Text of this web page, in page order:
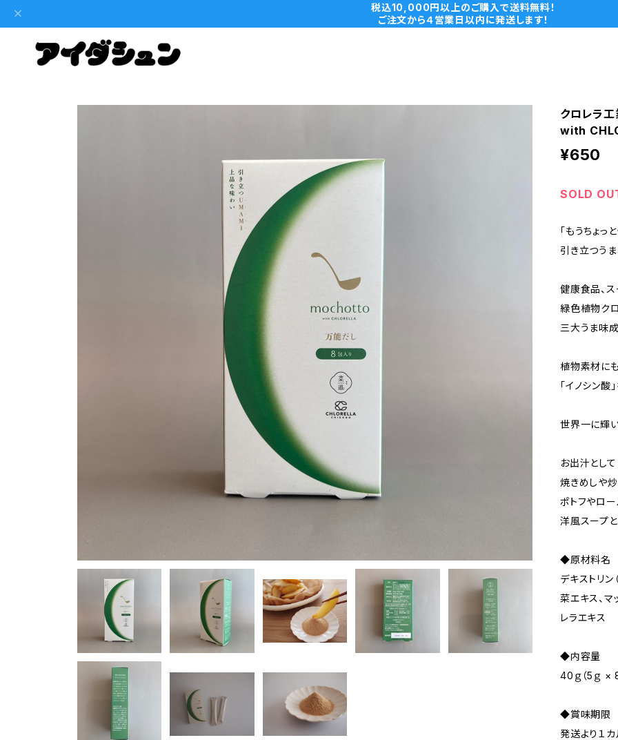
税込10,000円以上のご購入で送料無料！
ご注文から４営業日以内に発送します！
クロレラ
with
¥650
SOLD
「もうちょっ
引き立つう
健康食品、
緑色植物ク
三大うま味成
植物素材に
「イノシン酸
世界一に輝
お出汁とし
焼きめしや
ポトフやロー
洋風スープ
◆原材料名
デキストリン
菜エキス、マ
レラエキス
◆内容量
40ｇ（5ｇ ×
◆賞味期限
発送より１